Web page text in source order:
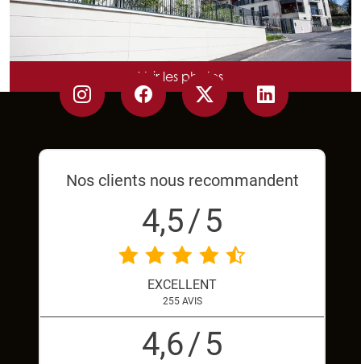
ARCHITECTE : SYLVAIN MERSIER
LIVRAISON : 2013
Voir les photos
Nos clients nous recommandent
4,5/5
EXCELLENT
255 AVIS
4,6/5